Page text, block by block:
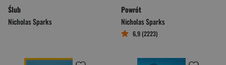
Ślub
Nicholas Sparks
Powrót
Nicholas Sparks
6,9 (2223)